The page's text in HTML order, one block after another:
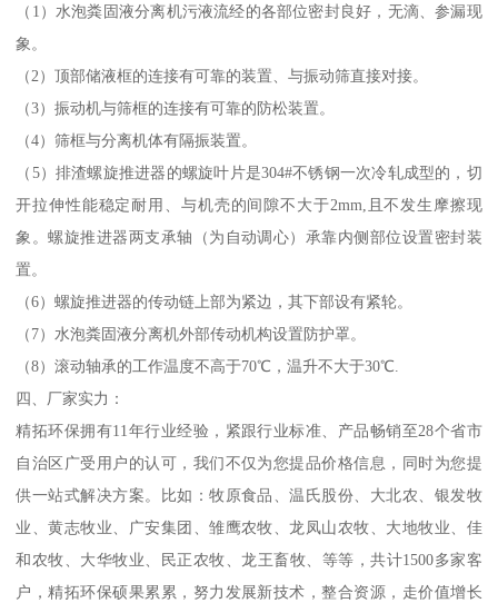
（1）水泡粪固液分离机污液流经的各部位密封良好，无滴、参漏现
象。
（2）顶部储液框的连接有可靠的装置、与振动筛直接对接。
（3）振动机与筛框的连接有可靠的防松装置。
（4）筛框与分离机体有隔振装置。
（5）排渣螺旋推进器的螺旋叶片是304#不锈钢一次冷轧成型的，切
开拉伸性能稳定耐用、与机壳的间隙不大于2mm,且不发生摩擦现
象。螺旋推进器两支承轴（为自动调心）承靠内侧部位设置密封装
置。
（6）螺旋推进器的传动链上部为紧边，其下部设有紧轮。
（7）水泡粪固液分离机外部传动机构设置防护罩。
（8）滚动轴承的工作温度不高于70℃，温升不大于30℃.
四、厂家实力：
精拓环保拥有11年行业经验，紧跟行业标准、产品畅销至28个省市
自治区广受用户的认可，我们不仅为您提品价格信息，同时为您提
供一站式解决方案。比如：牧原食品、温氏股份、大北农、银发牧
业、黄志牧业、广安集团、雏鹰农牧、龙凤山农牧、大地牧业、佳
和农牧、大华牧业、民正农牧、龙王畜牧、等等，共计1500多家客
户，精拓环保硕果累累，努力发展新技术，整合资源，走价值增长